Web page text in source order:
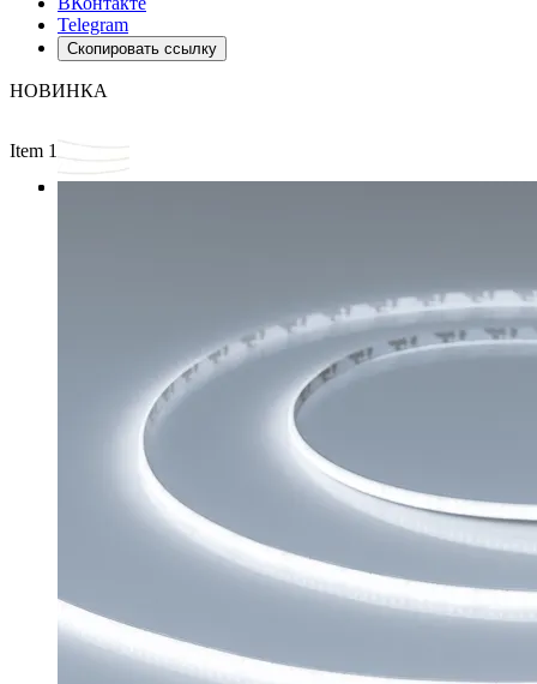
Telegram
Скопировать ссылку
НОВИНКА
Item 1 of 3